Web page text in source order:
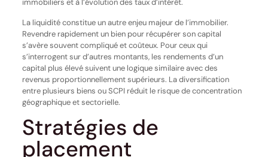
La liquidité constitue un autre enjeu majeur de l’immobilier.
Revendre rapidement un bien pour récupérer son capital
s’avère souvent compliqué et coûteux. Pour ceux qui
s’interrogent sur d’autres montants, les rendements d’un
capital plus élevé suivent une logique similaire avec des
revenus proportionnellement supérieurs. La diversification
entre plusieurs biens ou SCPI réduit le risque de concentration
géographique et sectorielle.
Stratégies de
placement